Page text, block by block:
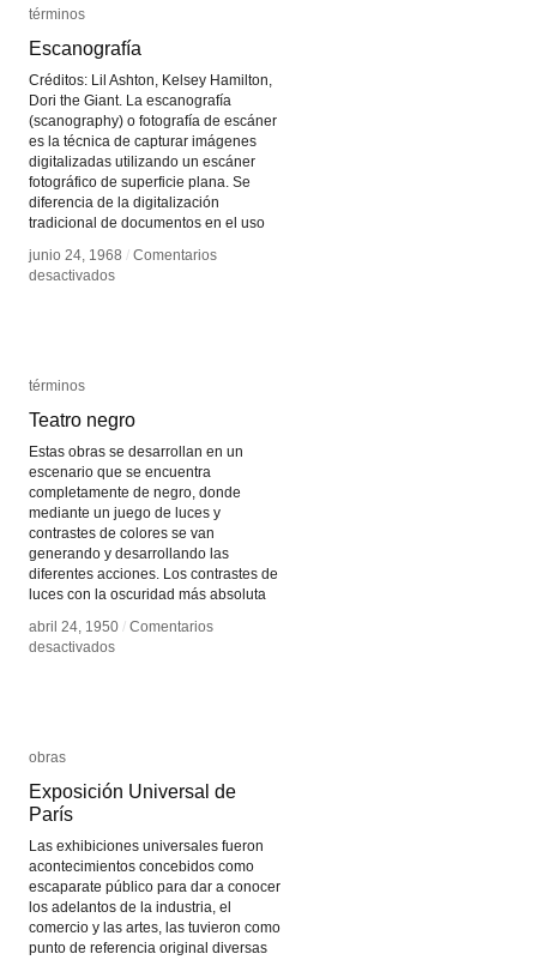
términos
Escanografía
Créditos: Lil Ashton, Kelsey Hamilton,
Dori the Giant. La escanografía
(scanography) o fotografía de escáner
es la técnica de capturar imágenes
digitalizadas utilizando un escáner
fotográfico de superficie plana. Se
diferencia de la digitalización
tradicional de documentos en el uso
junio 24, 1968 / Comentarios
desactivadosen
términos
Escanografía
junio 24, 1968 / Comentarios
desactivadosen
términos
Teatro negro
Estas obras se desarrollan en un
escenario que se encuentra
completamente de negro, donde
mediante un juego de luces y
contrastes de colores se van
generando y desarrollando las
diferentes acciones. Los contrastes de
luces con la oscuridad más absoluta
abril 24, 1950 / Comentarios
desactivadosen
términos
Teatro negro
abril 24, 1950 / Comentarios
desactivadosen
obras
Exposición Universal de
París
Las exhibiciones universales fueron
acontecimientos concebidos como
escaparate público para dar a conocer
los adelantos de la industria, el
comercio y las artes, las tuvieron como
punto de referencia original diversas
obras
Exposición Universal de
París